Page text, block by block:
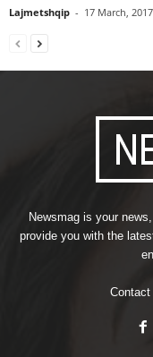
Lajmetshqip - 17 March, 2017
Newsmag is your
provide you with the
Contact